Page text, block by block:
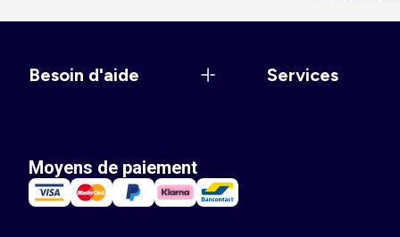
Besoin d'aide Services
Moyens de paiement